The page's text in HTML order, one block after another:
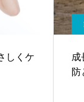
しくケ
成
防